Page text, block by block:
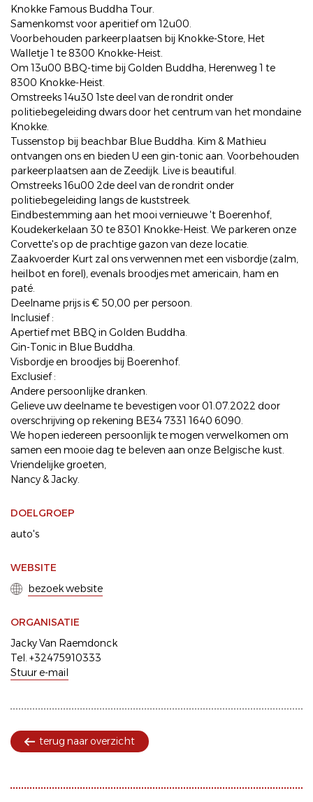
Knokke Famous Buddha Tour.
Samenkomst voor aperitief om 12u00.
Voorbehouden parkeerplaatsen bij Knokke-Store, Het
Walletje 1 te 8300 Knokke-Heist.
Om 13u00 BBQ-time bij Golden Buddha, Herenweg 1 te
8300 Knokke-Heist.
Omstreeks 14u30 1ste deel van de rondrit onder
politiebegeleiding dwars door het centrum van het mondaine
Knokke.
Tussenstop bij beachbar Blue Buddha. Kim & Mathieu
ontvangen ons en bieden U een gin-tonic aan. Voorbehouden
parkeerplaatsen aan de Zeedijk. Live is beautiful.
Omstreeks 16u00 2de deel van de rondrit onder
politiebegeleiding langs de kuststreek.
Eindbestemming aan het mooi vernieuwe 't Boerenhof,
Koudekerkelaan 30 te 8301 Knokke-Heist. We parkeren onze
Corvette's op de prachtige gazon van deze locatie.
Zaakvoerder Kurt zal ons verwennen met een visbordje (zalm,
heilbot en forel), evenals broodjes met americain, ham en
paté.
Deelname prijs is € 50,00 per persoon.
Inclusief :
Apertief met BBQ in Golden Buddha.
Gin-Tonic in Blue Buddha.
Visbordje en broodjes bij Boerenhof.
Exclusief :
Andere persoonlijke dranken.
Gelieve uw deelname te bevestigen voor 01.07.2022 door
overschrijving op rekening BE34 7331 1640 6090.
We hopen iedereen persoonlijk te mogen verwelkomen om
samen een mooie dag te beleven aan onze Belgische kust.
Vriendelijke groeten,
Nancy & Jacky.
DOELGROEP
auto's
WEBSITE
bezoek website
ORGANISATIE
Jacky Van Raemdonck
Tel. +32475910333
Stuur e-mail
terug naar overzicht